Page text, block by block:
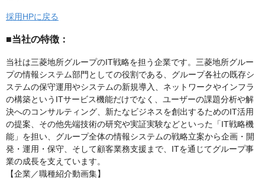
採用HPに戻る
■当社の特徴：
当社は三菱地所グループのIT戦略を担う企業です。三菱地所グルー
プの情報システム部門としての役割である、グループ各社の既存シ
ステムの保守運用やシステムの新規導入、ネットワークやインフラ
の構築というITサービス機能だけでなく、ユーザーの課題分析や解
決へのコンサルティング、新たなビジネスを創出するためのIT活用
の提案、その他先端技術の研究や実証実験などといった「IT戦略機
能」を担い、グループ全体の情報システムの戦略立案から企画・開
発・運用・保守、そして顧客業務支援まで、ITを通じてグループ事
業の成長を支えています。
【企業／職種紹介動画集】